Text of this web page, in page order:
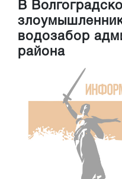
В
водозабор
района